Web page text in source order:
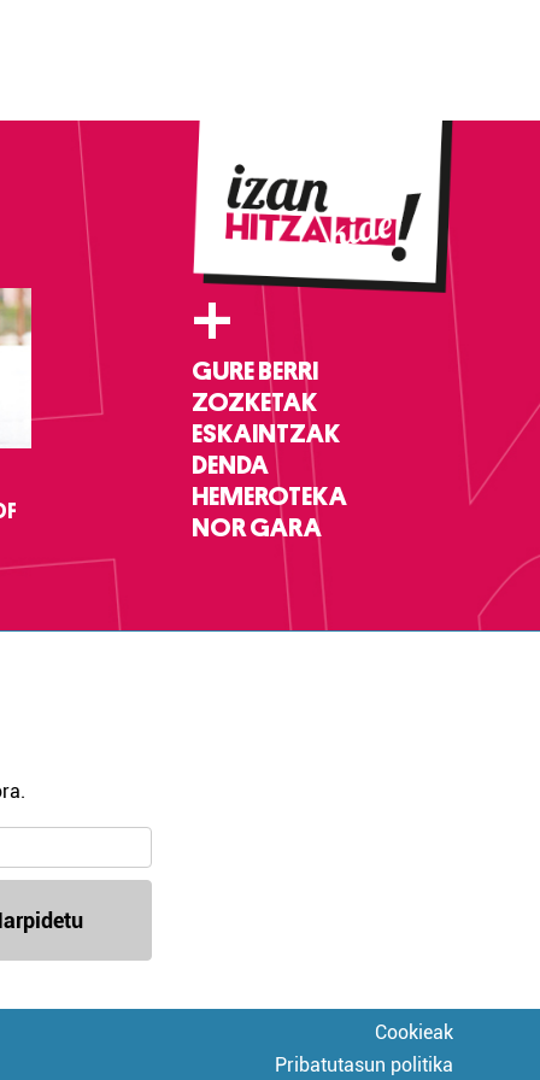
+
GURE BERRI
ZOZKETAK
ESKAINTZAK
DENDA
HEMEROTEKA
NOR GARA
Cookieak
Pribatutasun politika